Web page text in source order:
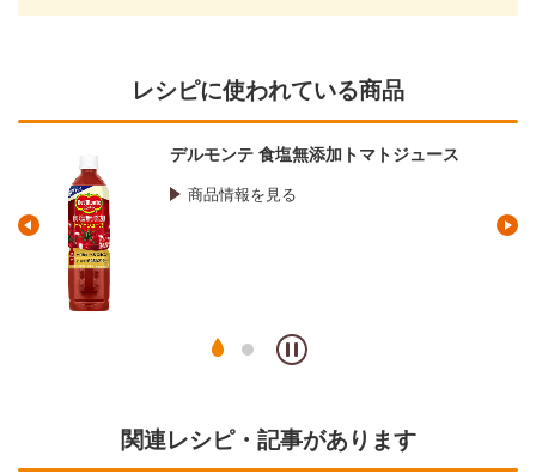
レシピに使われている商品
デルモンテ 食塩無添加トマトジュース
商品情報を見る
関連レシピ・記事があります